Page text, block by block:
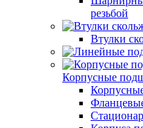
резьбой
Втулки
Корпусные